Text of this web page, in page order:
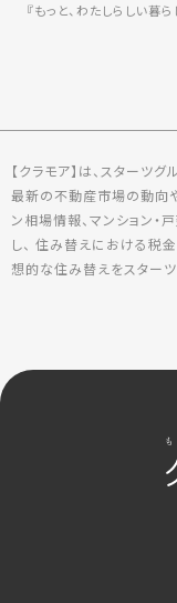
『もっと、わたしらしい暮
【クラモア】は、スターツ
最新の不動産市場の動向
ン相場情報、マンション・
し、 住み替えにおける税
想的な住み替えをスターツ